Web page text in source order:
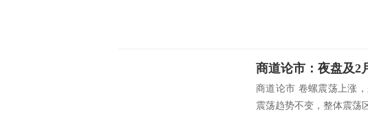
商道论市：夜盘及2
商道论市 卷螺震荡上涨
震荡趋势不变，整体震荡